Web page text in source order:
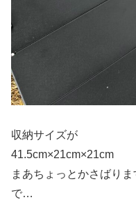
収納サイズが
41.5cm×21cm×21cm
まあちょっとかさばり
で…